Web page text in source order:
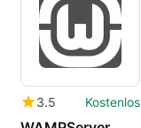
3.5 Kostenlos